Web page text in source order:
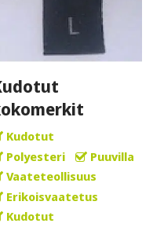
Kudotut
Polyesteri
Puuvilla
Vaateteollisuus
Erikoisvaatetus
Kudotut